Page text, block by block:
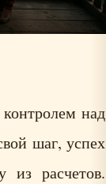
над
шаг, успех
из расчетов.